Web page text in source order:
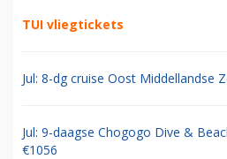
TUI vliegtickets
Jul: 8-dg cruise Oost Middellandse
Jul: 9-daagse Chogogo Dive &
€1056